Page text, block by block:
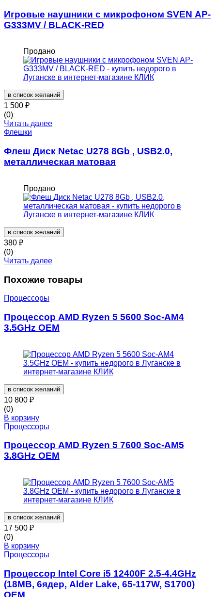
Игровые наушники с микрофоном SVEN AP-
G333MV / BLACK-RED
Продано
в список желаний
1 500 ₽
(0)
Читать далее
Флешки
Флеш Диск Netac U278 8Gb , USB2.0,
металлическая матовая
Продано
в список желаний
380 ₽
(0)
Читать далее
Похожие товары
Процессоры
Процессор AMD Ryzen 5 5600 Soc-AM4
3.5GHz OEM
в список желаний
10 800 ₽
(0)
В корзину
Процессоры
Процессор AMD Ryzen 5 7600 Soc-AM5
3.8GHz OEM
в список желаний
17 500 ₽
(0)
В корзину
Процессоры
Процессор Intel Core i5 12400F 2.5-4.4GHz
(18MB, 6ядер, Alder Lake, 65-117W, S1700)
OEM